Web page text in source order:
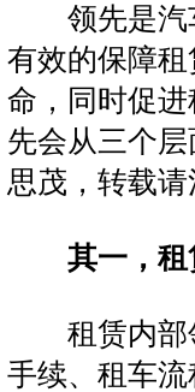
领先是汽车
有效的保障
命，同时促
先会从三个
思茂，转载
其一，租
租赁内部领
手续、租车